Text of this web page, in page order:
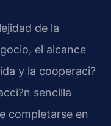
de la
el alcance
y la cooperaci?
sencilla
completarse en